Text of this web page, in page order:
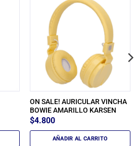
ON SALE! AURICULAR VINCHA
BOWIE AMARILLO KARSEN
$4.800
AÑADIR AL CARRITO